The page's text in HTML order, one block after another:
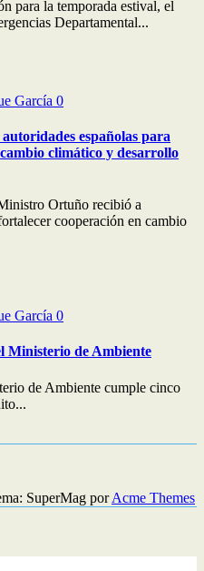
para la temporada estival, el
Departamental...
García 0
españolas para
climático y desarrollo
Ortuño recibió a
cooperación en cambio
García 0
Ministerio de Ambiente
de Ambiente cumple cinco
SuperMag porAcme Themes